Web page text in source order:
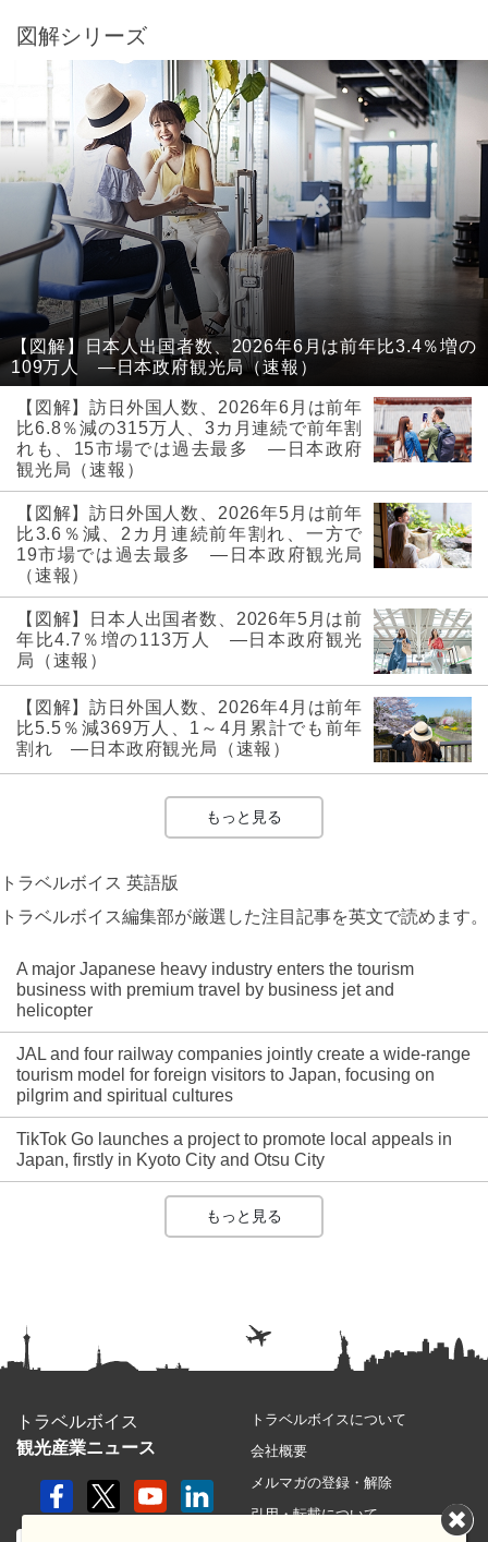
図解シリーズ
【図解】日本人出国者数、2026年6月は前年比3.4％増の
109万人 ―日本政府観光局（速報）
【図解】訪日外国人数、2026年6月は前年
比6.8％減の315万人、3カ月連続で前年割
れも、15市場では過去最多 ―日本政府
観光局（速報）
【図解】訪日外国人数、2026年5月は前年
比3.6％減、2カ月連続前年割れ、一方で
19市場では過去最多 ―日本政府観光局
（速報）
【図解】日本人出国者数、2026年5月は前
年比4.7％増の113万人 ―日本政府観光
局（速報）
【図解】訪日外国人数、2026年4月は前年
比5.5％減369万人、1～4月累計でも前年
割れ ―日本政府観光局（速報）
もっと見る
トラベルボイス 英語版
トラベルボイス編集部が厳選した注目記事を英文で読めます。
A major Japanese heavy industry enters the tourism
business with premium travel by business jet and
helicopter
JAL and four railway companies jointly create a wide-range
tourism model for foreign visitors to Japan, focusing on
pilgrim and spiritual cultures
TikTok Go launches a project to promote local appeals in
Japan, firstly in Kyoto City and Otsu City
もっと見る
トラベルボイス
観光産業ニュース
トラベルボイスについて
会社概要
メルマガの登録・解除
引用・転載について